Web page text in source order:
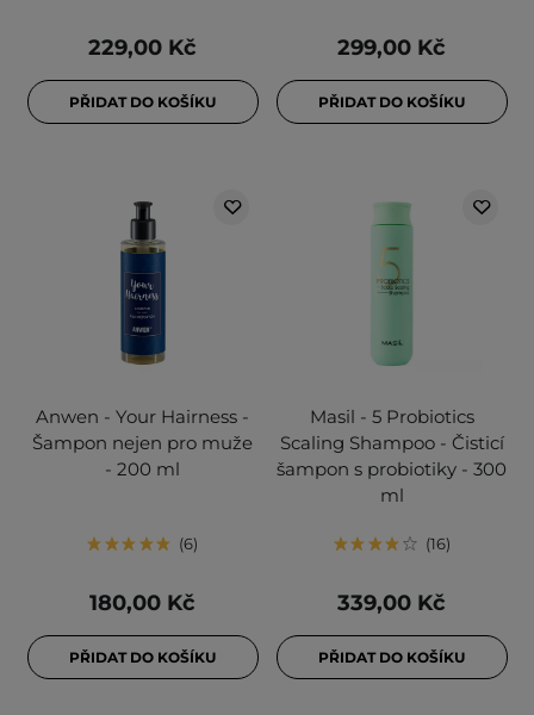
229,00 Kč
PŘIDAT DO KOŠÍKU
299,00 Kč
PŘIDAT DO KOŠÍKU
Anwen - Your Hairness -
Šampon nejen pro muže
- 200 ml
6
180,00 Kč
PŘIDAT DO KOŠÍKU
Masil - 5 Probiotics
Scaling Shampoo - Čisticí
šampon s probiotiky - 300
ml
16
339,00 Kč
PŘIDAT DO KOŠÍKU